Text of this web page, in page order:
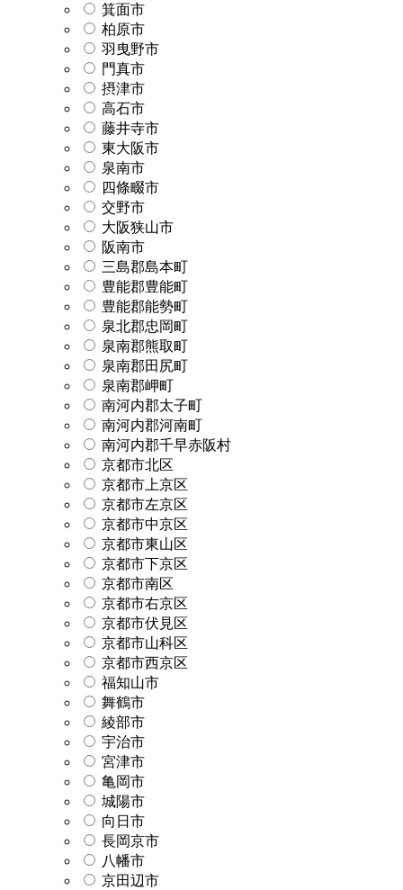
箕面市
柏原市
羽曳野市
門真市
摂津市
高石市
藤井寺市
東大阪市
泉南市
四條畷市
交野市
大阪狭山市
阪南市
三島郡島本町
豊能郡豊能町
豊能郡能勢町
泉北郡忠岡町
泉南郡熊取町
泉南郡田尻町
泉南郡岬町
南河内郡太子町
南河内郡河南町
南河内郡千早赤阪村
京都市北区
京都市上京区
京都市左京区
京都市中京区
京都市東山区
京都市下京区
京都市南区
京都市右京区
京都市伏見区
京都市山科区
京都市西京区
福知山市
舞鶴市
綾部市
宇治市
宮津市
亀岡市
城陽市
向日市
長岡京市
八幡市
京田辺市